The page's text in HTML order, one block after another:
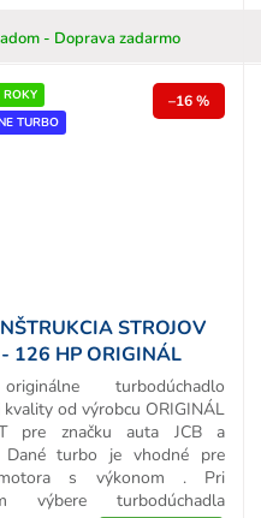
- Doprava zadarmo
TURBO
–16 %
STROJOV
126 HP ORIGINÁL
turbodúchadlo
kvality od výrobcu ORIGINÁL
pre značku auta JCB a
turbo je vhodné pre
s výkonom . Pri
výbere turbodúchadla